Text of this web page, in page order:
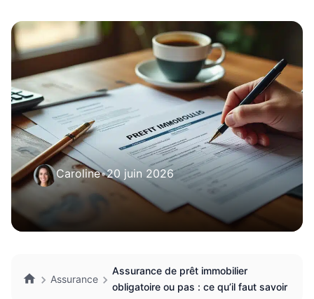
Caroline•20 juin 2026
Assurance
Assurance de prêt immobilier
obligatoire ou pas : ce qu’il faut savoir